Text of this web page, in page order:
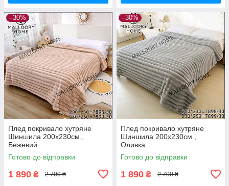
–30%
Плед покривало хутряне
Шиншила 200х230см.,
Бежевий.
Готово до відправки
1 890 ₴ 2 700 ₴
–30%
Плед покривало хутряне
Шиншила 200х230см.,
Оливка.
Готово до відправки
1 890 ₴ 2 700 ₴